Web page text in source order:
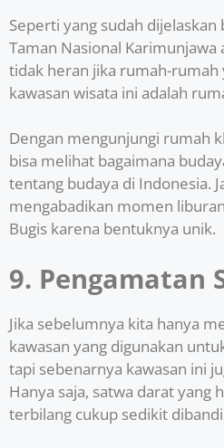
Seperti yang sudah
Taman Nasional Karimunjawa
tidak heran jika rumah-rumah
kawasan wisata ini adalah
Dengan mengunjungi rumah
bisa melihat bagaimana
tentang budaya di Indonesia.
mengabadikan momen
Bugis karena bentuknya unik.
9. Pengamatan
Jika sebelumnya kita hanya
kawasan yang digunakan
tapi sebenarnya kawasan ini
Hanya saja, satwa darat yang
terbilang cukup sedikit